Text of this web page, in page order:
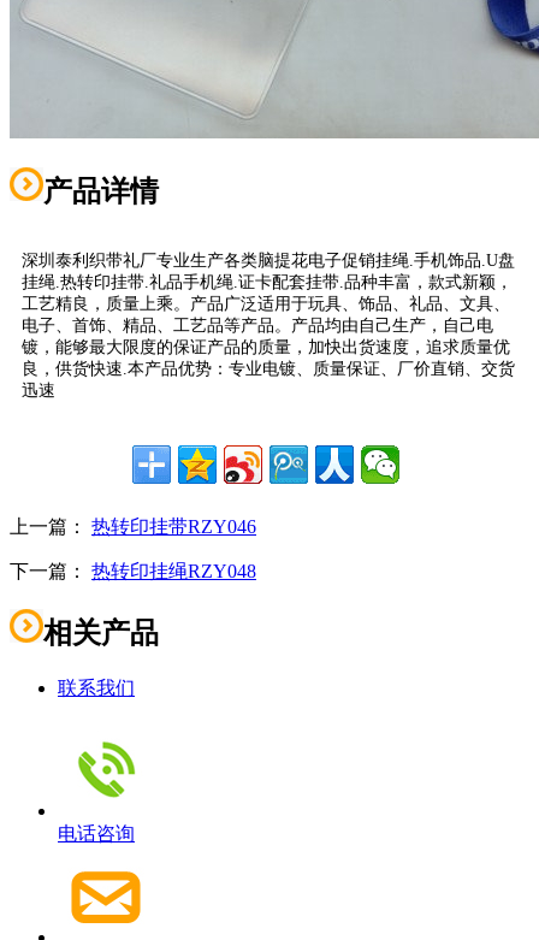
产品详情
深圳泰利织带礼厂专业生产各类脑提花电子促销挂绳.手机饰品.U盘
挂绳.热转印挂带.礼品手机绳.证卡配套挂带.品种丰富，款式新颖，
工艺精良，质量上乘。产品广泛适用于玩具、饰品、礼品、文具、
电子、首饰、精品、工艺品等产品。产品均由自己生产，自己电
镀，能够最大限度的保证产品的质量，加快出货速度，追求质量优
良，供货快速.本产品优势：专业电镀、质量保证、厂价直销、交货
迅速
上一篇： 热转印挂带RZY046
下一篇： 热转印挂绳RZY048
相关产品
联系我们
电话咨询